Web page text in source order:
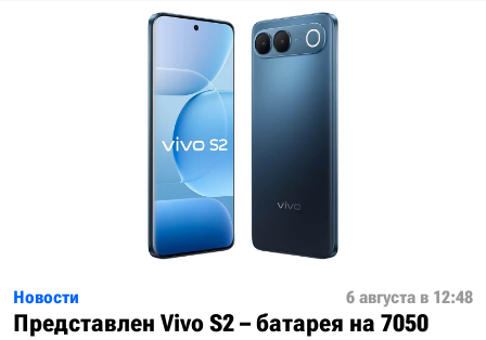
Новости 6 августа в 12:48
Представлен Vivo S2 – батарея на 7050